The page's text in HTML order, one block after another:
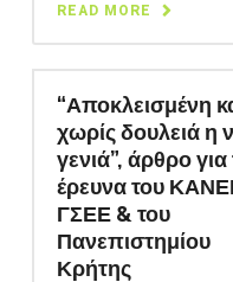
READ MORE
“Αποκλεισμένη
χωρίς δουλειά η
γενιά”, άρθρο για
έρευνα του
ΓΣΕΕ & του
Πανεπιστημίου
Κρήτης